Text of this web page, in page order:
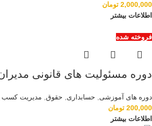
2,000,000 تومان
اطلاعات بیشتر
فروخته شده
دوره مسئولیت های قانونی
دوره های آموزشی, حسابداری, حقوق, مدیریت کسب
200,000 تومان
اطلاعات بیشتر